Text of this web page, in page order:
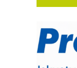
IB
RMQ-
–